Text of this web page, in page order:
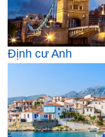
Định cư Anh